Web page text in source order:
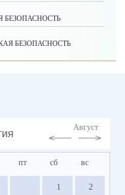
БЕЗОПАСНОСТЬ
Август
пт сб вс
1 2